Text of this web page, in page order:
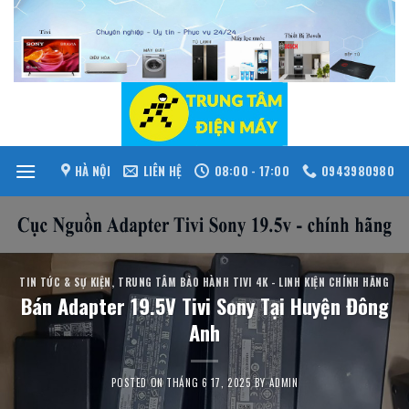
Skip
content
HÀ NỘI LIÊN HỆ 08:00 - 17:00 0943980980
TIN TỨC & SỰ KIỆN, TRUNG TÂM BẢO HÀNH TIVI 4K - LINH KIỆN CHÍNH HÃNG
Bán Adapter 19.5V Tivi Sony Tại Huyện Đông
Anh
POSTED ON THÁNG 6 17, 2025BYADMIN